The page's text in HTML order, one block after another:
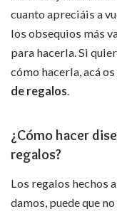
cuanto apreciáis a
los obsequios más
para hacerla. Si
cómo hacerla, acá
de regalos
¿Cómo hacer
regalos?
Los regalos hechos
damos, puede que